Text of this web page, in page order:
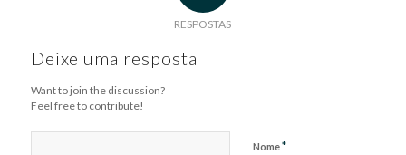
RESPOSTAS
Deixe uma resposta
Want to join the discussion?
Feel free to contribute!
Nome*